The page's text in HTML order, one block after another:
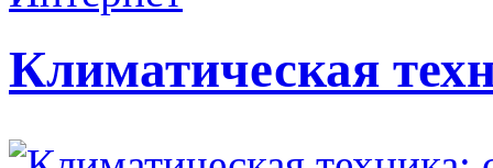
Климатическая